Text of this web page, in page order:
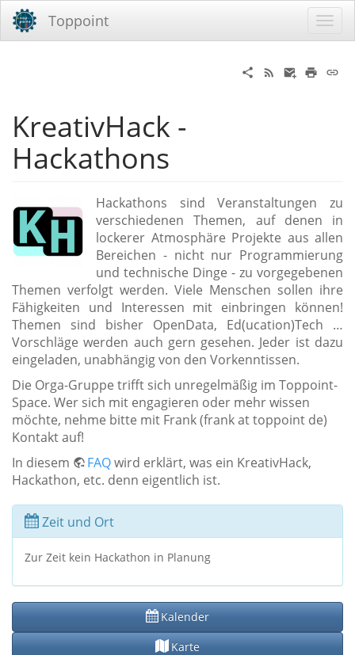
Toppoint
KreativHack -
Hackathons
Hackathons sind Veranstaltungen zu
verschiedenen Themen, auf denen in
lockerer Atmosphäre Projekte aus allen
Bereichen - nicht nur Programmierung
und technische Dinge - zu vorgegebenen
Themen verfolgt werden. Viele Menschen sollen ihre
Fähigkeiten und Interessen mit einbringen können!
Themen sind bisher OpenData, Ed(ucation)Tech …
Vorschläge werden auch gern gesehen. Jeder ist dazu
eingeladen, unabhängig von den Vorkenntissen.
Die Orga-Gruppe trifft sich unregelmäßig im Toppoint-
Space. Wer sich mit engagieren oder mehr wissen
möchte, nehme bitte mit Frank (frank at toppoint de)
Kontakt auf!
In diesem
FAQwird erklärt, was ein KreativHack,
Hackathon, etc. denn eigentlich ist.
Zeit und Ort
Zur Zeit kein Hackathon in Planung
Kalender
Karte